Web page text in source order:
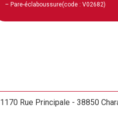
– Pare-éclaboussure(code : V02682)
1170 Rue Principale - 38850